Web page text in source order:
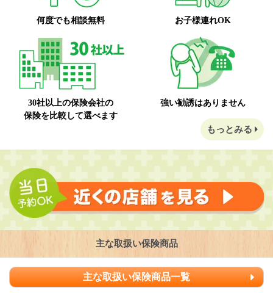
何度でも相談無料 お子様連れOK
30社以上の保険会社の
保険を比較して選べます
強い勧誘はありません
もっとみる
主な取扱い保険商品
主な取扱い保険商品一覧